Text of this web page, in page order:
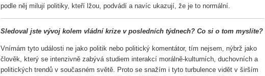
podle něj milují politiky, kteří lžou, podvádí a navíc ukazují, že je to normální.
Sledoval jste vývoj kolem vládní krize v posledních týdnech? Co si o tom myslíte?
Vnímám tyto události ne jako politik nebo politický komentátor, tím nejsem, nýbrž jako
člověk, který se intenzivně zabývá studiem interakcí morálně-kulturních, duchovních a
politických trendů v současném světě. Proto se snažím i tyto turbulence vidět v širším